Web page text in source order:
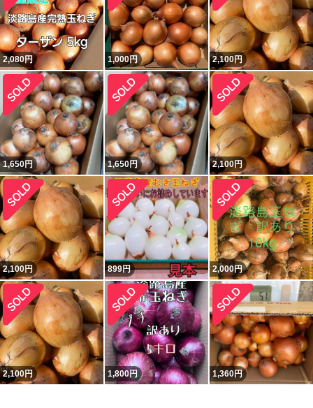
2,080円 1,000円 2,100円
1,650円 1,650円 2,100円
2,100円 899円 2,000円
2,100円 1,800円 1,360円